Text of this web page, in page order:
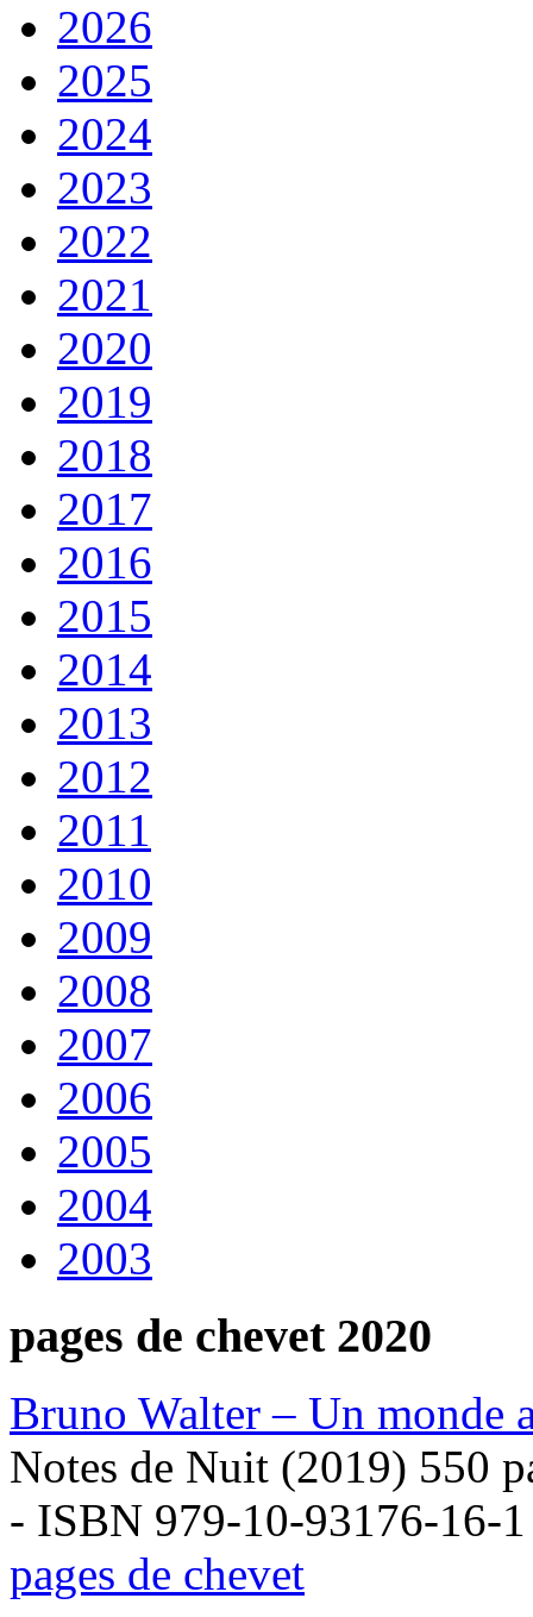
2026
2025
2024
2023
2022
2021
2020
2019
2018
2017
2016
2015
2014
2013
2012
2011
2010
2009
2008
2007
2006
2005
2004
2003
pages de chevet 2020
Bruno Walter – Un monde
Notes de Nuit (2019) 550
- ISBN 979-10-93176-16-1
pages de chevet